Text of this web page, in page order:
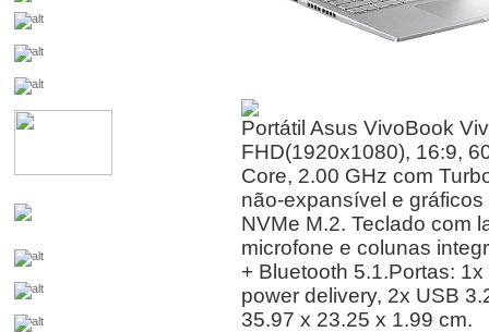
Portátil Asus VivoBook
FHD(1920x1080), 16:9,
Core, 2.00 GHz com
não-expansível e
NVMe M.2. Teclado com
microfone e colunas
+ Bluetooth 5.1.Portas:
power delivery, 2x USB
35.97 x 23.25 x 1.99 cm.